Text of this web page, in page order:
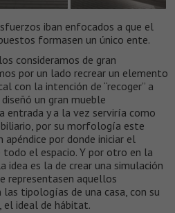
iban enfocados a que el
formasen un único ente.
consideramos de gran
por un lado recrear un elemento
con la intención de “recoger” a
un gran mueble
entrada y a la vez serviría como
por su morfología este
por donde iniciar el
el espacio. Y por otro en la
idea es la de crear una simulación
representasen aquellos
tipologías de una casa, con su
el ideal de hábitat.